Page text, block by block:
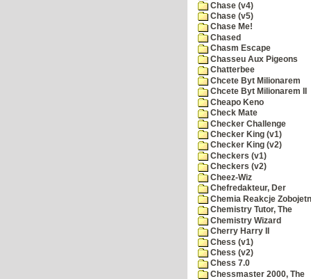
Chase (v4)
Chase (v5)
Chase Me!
Chased
Chasm Escape
Chasseu Aux Pigeons
Chatterbee
Chcete Byt Milionarem
Chcete Byt Milionarem II
Cheapo Keno
Check Mate
Checker Challenge
Checker King (v1)
Checker King (v2)
Checkers (v1)
Checkers (v2)
Cheez-Wiz
Chefredakteur, Der
Chemia Reakcje
Chemistry Tutor, The
Chemistry Wizard
Cherry Harry II
Chess (v1)
Chess (v2)
Chess 7.0
Chessmaster 2000, The